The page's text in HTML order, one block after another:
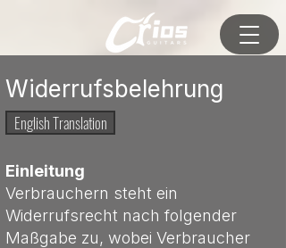
Widerrufsbelehrung
English Translation
Einleitung
Verbrauchern steht ein
Widerrufsrecht nach folgender
Maßgabe zu, wobei Verbraucher